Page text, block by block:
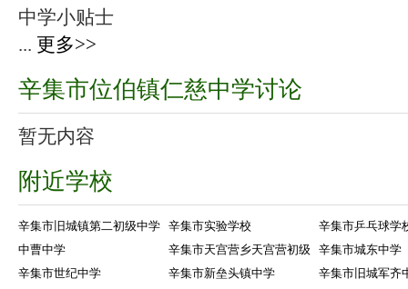
中学小贴士
... 更多>>
辛集市位伯镇仁慈中学讨论
暂无内容
附近学校
辛集市旧城镇第二初级中学 辛集市实验学校
辛集市乒乓球学
中曹中学
辛集市天宫营乡天宫营初级
辛集市城东中学
辛集市世纪中学
辛集市新垒头镇中学
辛集市旧城军齐